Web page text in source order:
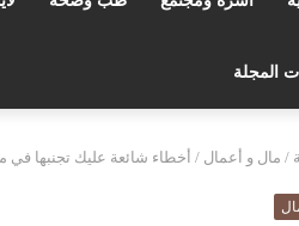
المجلة
/ مال و أعمال / أخطاء شائعة عليك تجنبها في